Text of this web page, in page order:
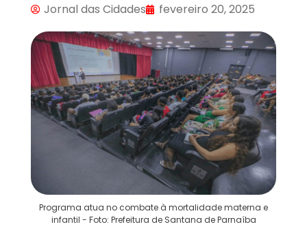
Jornal das Cidades fevereiro 20, 2025
Programa atua no combate à mortalidade materna e
infantil - Foto: Prefeitura de Santana de Parnaíba